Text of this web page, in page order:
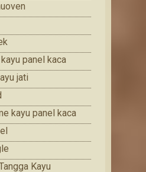
panel kaca
jati
kayu panel kaca
Kayu